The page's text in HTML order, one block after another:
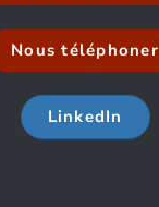
Nous téléphoner
LinkedIn